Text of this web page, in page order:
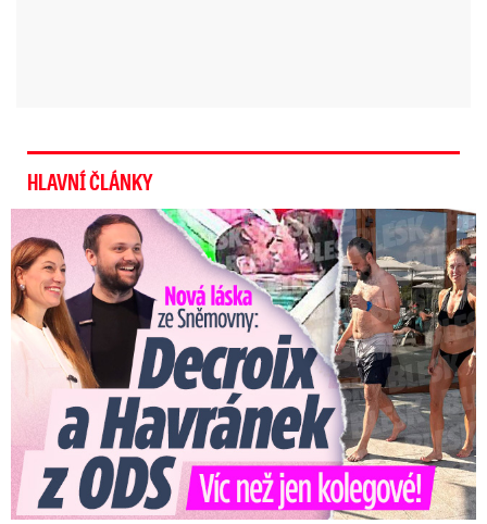
HLAVNÍ ČLÁNKY
Nová láska ve Sněmovně: Decroix s mladým kolegou z ODS